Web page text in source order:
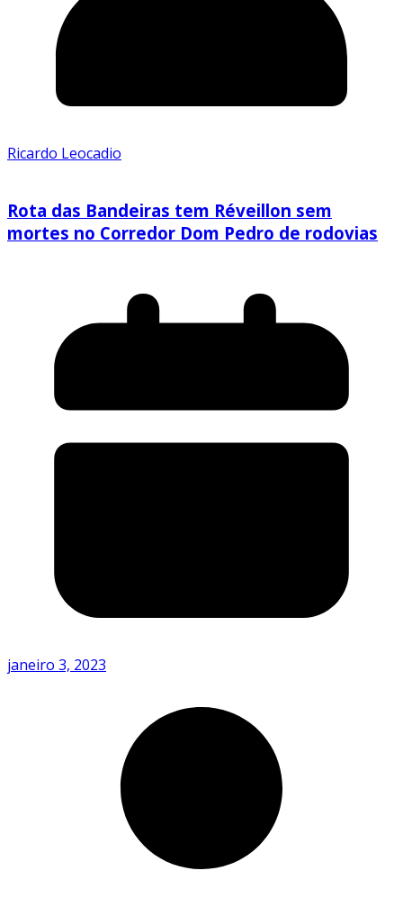
Ricardo Leocadio
Rota das Bandeiras tem Réveillon sem
mortes no Corredor Dom Pedro de rodovias
janeiro 3, 2023